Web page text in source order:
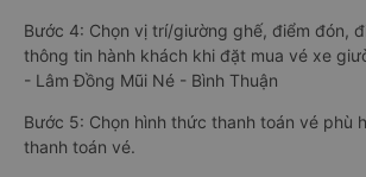
Bước 4: Chọn vị trí/giường ghế, điểm đón,
thông tin hành khách khi đặt mua vé xe
- Lâm Đồng Mũi Né - Bình Thuận
Bước 5: Chọn hình thức thanh toán vé phù
thanh toán vé.